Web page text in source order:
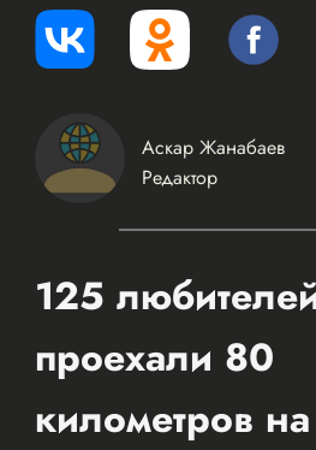
Аскар Жанабаев
Редактор
125
проехали 80
километров на